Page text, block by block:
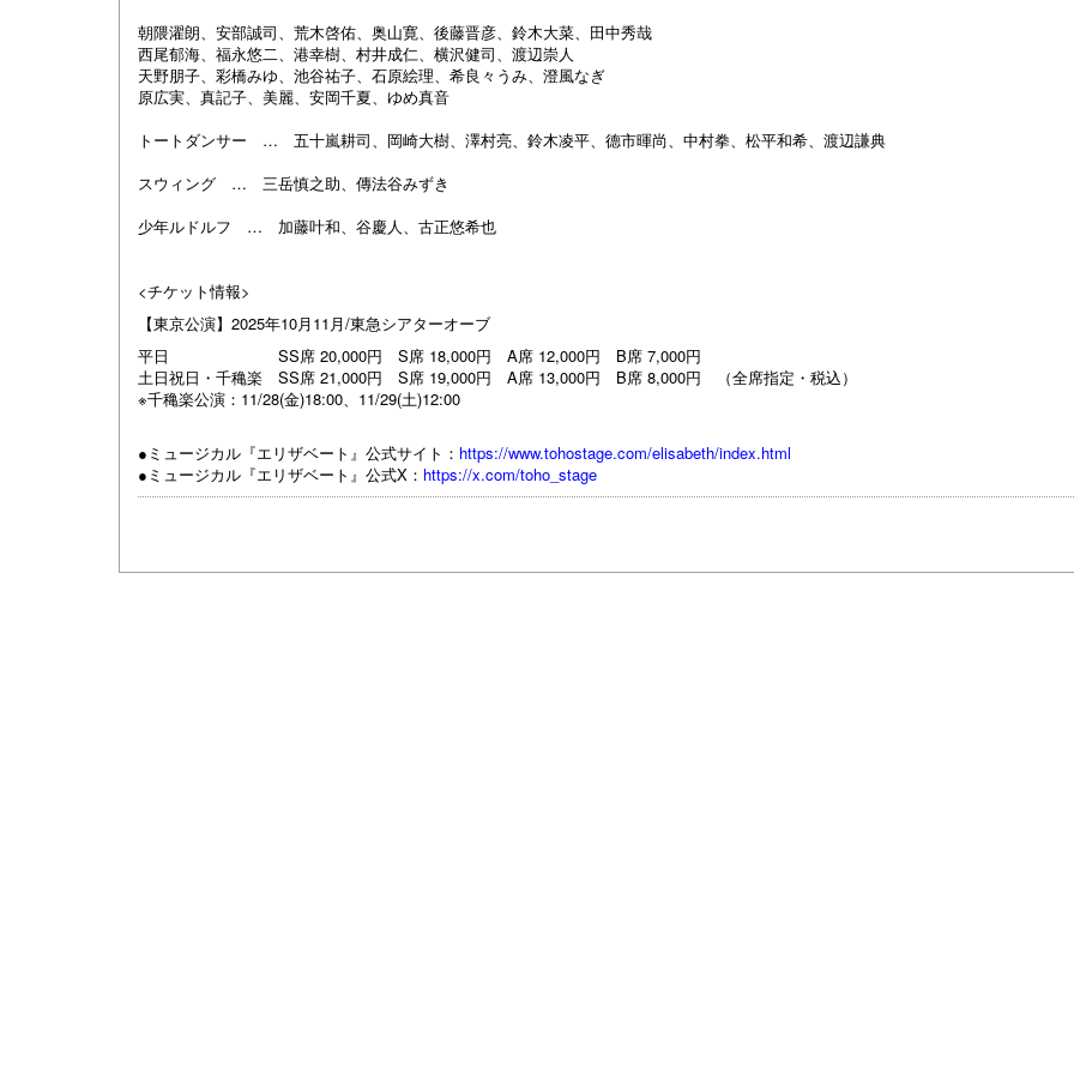
朝隈濯朗、安部誠司、荒木啓佑、奥山寛、後藤晋彦、鈴木大菜、田中秀哉
西尾郁海、福永悠二、港幸樹、村井成仁、横沢健司、渡辺崇人
天野朋子、彩橋みゆ、池谷祐子、石原絵理、希良々うみ、澄風なぎ
原広実、真記子、美麗、安岡千夏、ゆめ真音
トートダンサー … 五十嵐耕司、岡崎大樹、澤村亮、鈴木凌平、德市暉尚、中村拳、松平和希、渡辺謙典
スウィング … 三岳慎之助、傳法谷みずき
少年ルドルフ … 加藤叶和、谷慶人、古正悠希也
<チケット情報>
【東京公演】2025年10月11月/東急シアターオーブ
平日 SS席 20,000円 S席 18,000円 A席 12,000円 B席 7,000円
土日祝日・千穐楽 SS席 21,000円 S席 19,000円 A席 13,000円 B席 8,000円 （全席指定・税込）
※千穐楽公演：11/28(金)18:00、11/29(土)12:00
●ミュージカル『エリザベート』公式サイト： https://www.tohostage.com/elisabeth/index.html
●ミュージカル『エリザベート』公式X： https://x.com/toho_stage